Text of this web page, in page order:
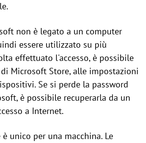
non è legato a un computer
essere utilizzato su più
effettuato l'accesso, è possibile
Microsoft Store, alle impostazioni
Se si perde la password
è possibile recuperarla da un
a Internet.
unico per una macchina. Le